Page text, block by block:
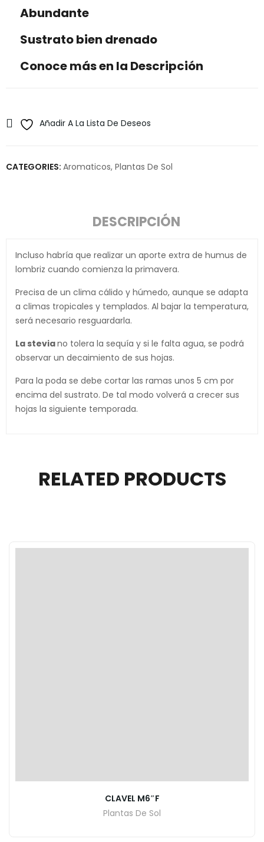
Abundante
Sustrato bien drenado
Conoce más en la Descripción
Añadir A La Lista De Deseos
CATEGORIES: Aromaticos, Plantas De Sol
DESCRIPCIÓN
Incluso habría que realizar un aporte extra de humus de
lombriz cuando comienza la primavera.
Precisa de un clima cálido y húmedo, aunque se adapta
a climas tropicales y templados. Al bajar la temperatura,
será necesario resguardarla.
La steviano tolera la sequía y si le falta agua, se podrá
observar un decaimiento de sus hojas.
Para la poda se debe cortar las ramas unos 5 cm por
encima del sustrato. De tal modo volverá a crecer sus
hojas la siguiente temporada.
RELATED PRODUCTS
CLAVEL M6″F
Plantas De Sol